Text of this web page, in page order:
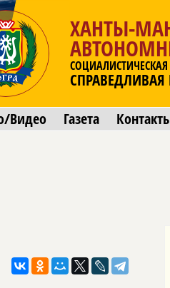
ХАНТЫ-
СПРАВЕДЛИВАЯ
Видео Газета